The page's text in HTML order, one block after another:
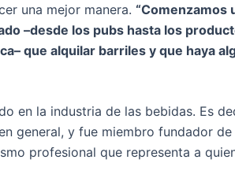
una mejor manera. “Comenzamos
–desde los pubs hasta los
que alquilar barriles y que haya
en la industria de las bebidas. Es
general, y fue miembro fundador
profesional que representa a